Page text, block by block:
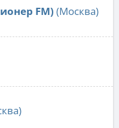
FM) (Москва)